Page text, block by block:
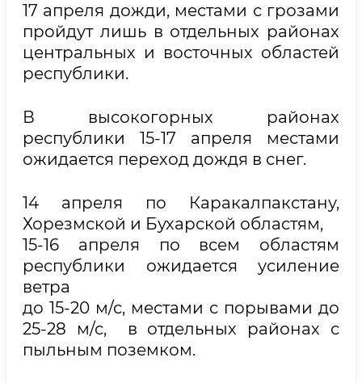
17 апреля дожди, местами с грозами
пройдут лишь в отдельных районах
центральных и восточных областей
республики.
В высокогорных районах
республики 15-17 апреля местами
ожидается переход дождя в снег.
14 апреля по Каракалпакстану,
Хорезмской и Бухарской областям,
15-16 апреля по всем областям
республики ожидается усиление
ветра
до 15-20 м/с, местами с порывами до
25-28 м/с, в отдельных районах с
пыльным поземком.